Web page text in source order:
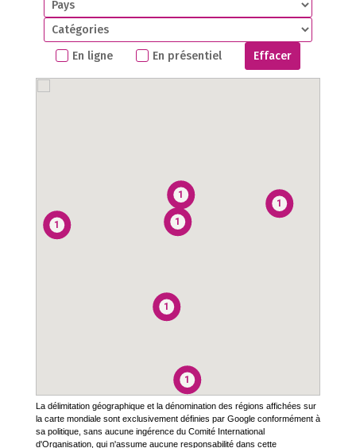
En ligne En présentiel Effacer
1
1
1
1
1
1
La délimitation géographique et la dénomination des régions affichées sur
la carte mondiale sont exclusivement définies par Google conformément à
sa politique, sans aucune ingérence du Comité International
d'Organisation, qui n'assume aucune responsabilité dans cette